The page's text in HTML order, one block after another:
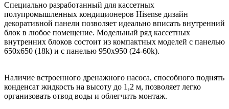
Специально разработанный для кассетных
полупромышленных кондиционеров Hisense дизайн
декоративной панели позволяет идеально вписать внутренний
блок в любое помещение. Модельный ряд кассетных
внутренних блоков состоит из компактных моделей с панелью
650х650 (18k) и с панелью 950х950 (24-60k).
Наличие встроенного дренажного насоса, способного поднять
конденсат жидкость на высоту до 1,2 м, позволяет легко
организовать отвод воды и облегчить монтаж.